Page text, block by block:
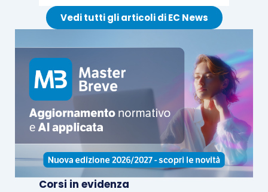
Vedi tutti gli articoli di EC News
Corsi in evidenza